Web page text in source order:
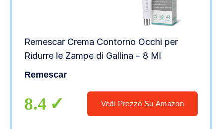
Remescar Crema Contorno Occhi per
Ridurre le Zampe di Gallina – 8 Ml
Remescar
8.4 Vedi Prezzo Su Amazon